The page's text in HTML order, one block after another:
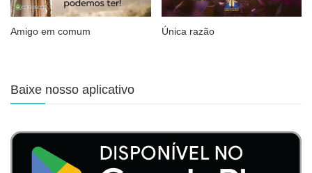
Amigo em comum Única razão
Baixe nosso aplicativo